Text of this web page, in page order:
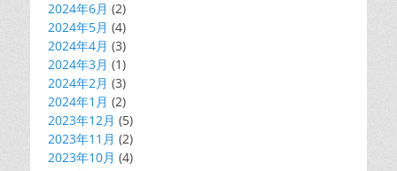
2024年6月 (2)
2024年5月 (4)
2024年4月 (3)
2024年3月 (1)
2024年2月 (3)
2024年1月 (2)
2023年12月 (5)
2023年11月 (2)
2023年10月 (4)